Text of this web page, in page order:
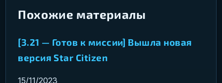
Похожие материалы
[3.21 — Готов к миссии] Вышла новая
версия Star Citizen
15/11/2023